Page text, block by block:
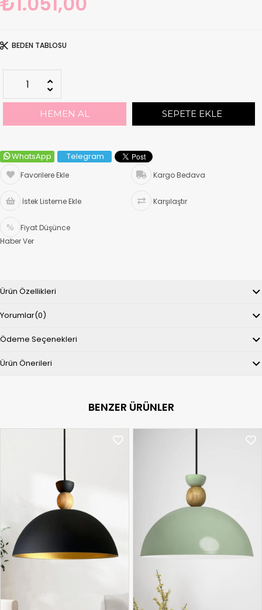
BEDEN TABLOSU
WhatsApp Telegram
Favorilere Ekle Kargo Bedava
İstek Listeme Ekle Karşılaştır
Fiyat Düşünce
Haber Ver
Ürün Özellikleri
Yorumlar(0)
Ödeme Seçenekleri
Ürün Önerileri
BENZER ÜRÜNLER